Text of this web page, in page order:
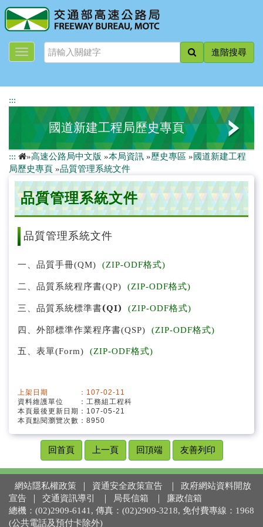
跳
到
主
進階搜尋
:::
國道新建工程局歷史專頁
國工局的誕生與紀錄
組織文化與國道願景
國道路網規劃及建設成果
其他工程
品質管理系統文件
::: »高速公路局中文版 »本局資訊 »歷史專區 »國道新建工程
局歷史專頁 »品質管理系統文件
品質管理系統文件
品質管理系統文件
一 、 品質手冊(QM) (ZIP-ODF格式)
二、品質系統程序書(QP) (ZIP-ODF格式)
三 、品質系統標準書(QI) (ZIP-ODF格式)
四、 外部標準作業程序書(QSP) (ZIP-ODF格式)
五、表單(Form) (ZIP-ODF格式)
上架日期 ：107-02-11
資料維護單位 ：工務組工程科
本頁最後更新日期：107-05-21
本頁點閱瀏覽次數：8950
回首頁 上一頁 回頂端 友善列印
網站隱私權政策 資通安全政策宣告
政府網站資料開放
宣告
交通資訊導引 局長信箱
廉政信箱
總機：(02)2909-6141, 傳真：(02)2909-3218, 免付費專線：1968
(公共電話及預付卡除外)